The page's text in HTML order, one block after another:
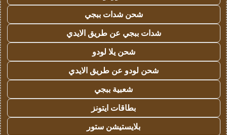
شحن شدات ببجي
شدات ببجي عن طريق الايدي
شحن يلا لودو
شحن لودو عن طريق الايدي
شعبية ببجي
بطاقات ايتونز
بلايستيشن ستور